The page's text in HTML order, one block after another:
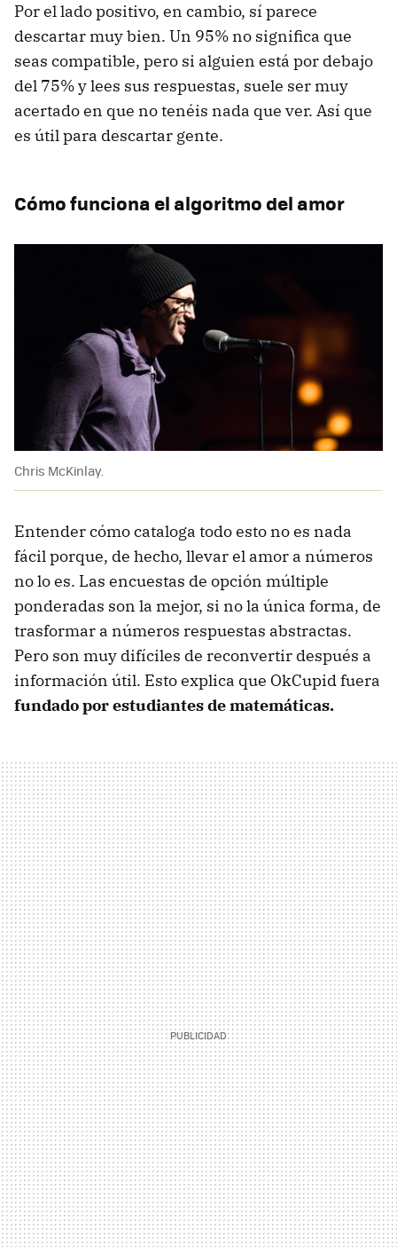
Por el lado positivo, en cambio, sí parece
descartar muy bien. Un 95% no significa que
seas compatible, pero si alguien está por debajo
del 75% y lees sus respuestas, suele ser muy
acertado en que no tenéis nada que ver. Así que
es útil para descartar gente.
Cómo funciona el algoritmo del amor
Chris McKinlay.
Entender cómo cataloga todo esto no es nada
fácil porque, de hecho, llevar el amor a números
no lo es. Las encuestas de opción múltiple
ponderadas son la mejor, si no la única forma, de
trasformar a números respuestas abstractas.
Pero son muy difíciles de reconvertir después a
información útil. Esto explica que OkCupid fuera
fundado por estudiantes de matemáticas.